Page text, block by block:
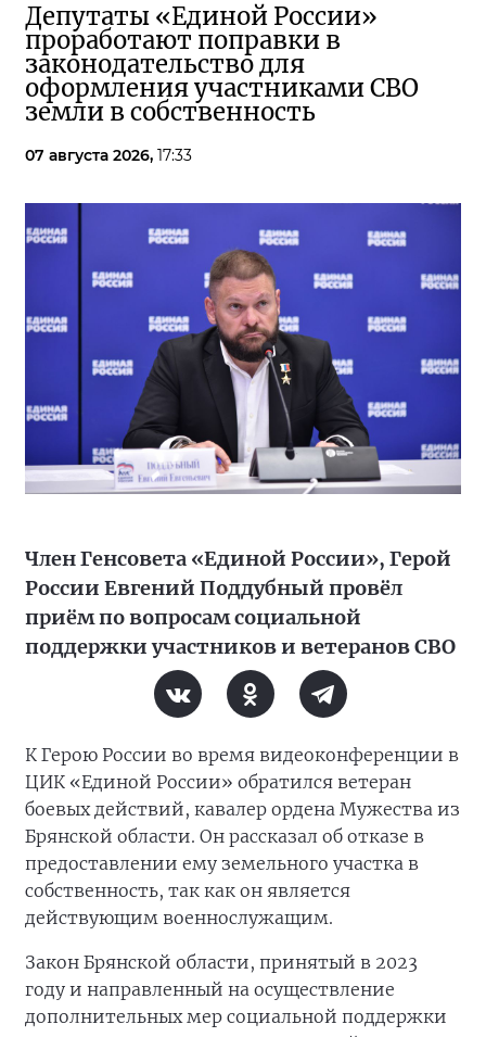
Депутаты «Единой России»
проработают поправки в
законодательство для
оформления участниками СВО
земли в собственность
07 августа 2026, 17:33
Член Генсовета «Единой России», Герой
России Евгений Поддубный провёл
приём по вопросам социальной
поддержки участников и ветеранов СВО
К Герою России во время видеоконференции в
ЦИК «Единой России» обратился ветеран
боевых действий, кавалер ордена Мужества из
Брянской области. Он рассказал об отказе в
предоставлении ему земельного участка в
собственность, так как он является
действующим военнослужащим.
Закон Брянской области, принятый в 2023
году и направленный на осуществление
дополнительных мер социальной поддержки